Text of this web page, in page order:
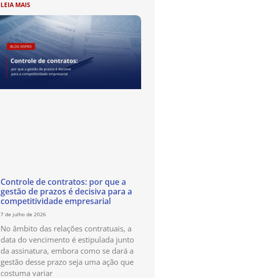
LEIA MAIS
Controle de contratos: por que a
gestão de prazos é decisiva para a
competitividade empresarial
7 de julho de 2026
No âmbito das relações contratuais, a
data do vencimento é estipulada junto
da assinatura, embora como se dará a
gestão desse prazo seja uma ação que
costuma variar